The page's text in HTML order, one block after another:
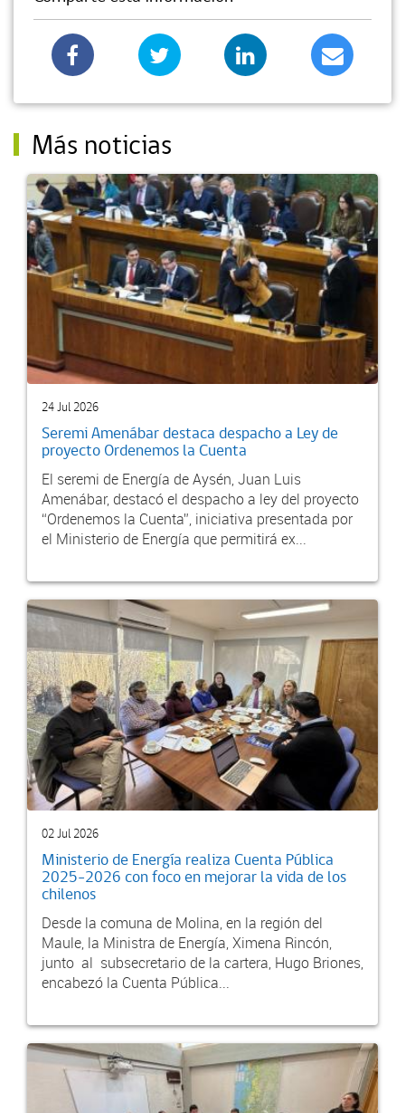
Más noticias
24 Jul 2026
Seremi Amenábar destaca despacho a Ley de
proyecto Ordenemos la Cuenta
El seremi de Energía de Aysén, Juan Luis
Amenábar, destacó el despacho a ley del proyecto
“Ordenemos la Cuenta”, iniciativa presentada por
el Ministerio de Energía que permitirá ex...
02 Jul 2026
Ministerio de Energía realiza Cuenta Pública
2025-2026 con foco en mejorar la vida de los
chilenos
Desde la comuna de Molina, en la región del
Maule, la Ministra de Energía, Ximena Rincón,
junto al subsecretario de la cartera, Hugo Briones,
encabezó la Cuenta Pública...